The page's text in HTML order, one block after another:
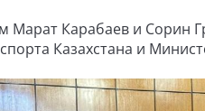
Марат Карабаев и Сорин
Казахстана и